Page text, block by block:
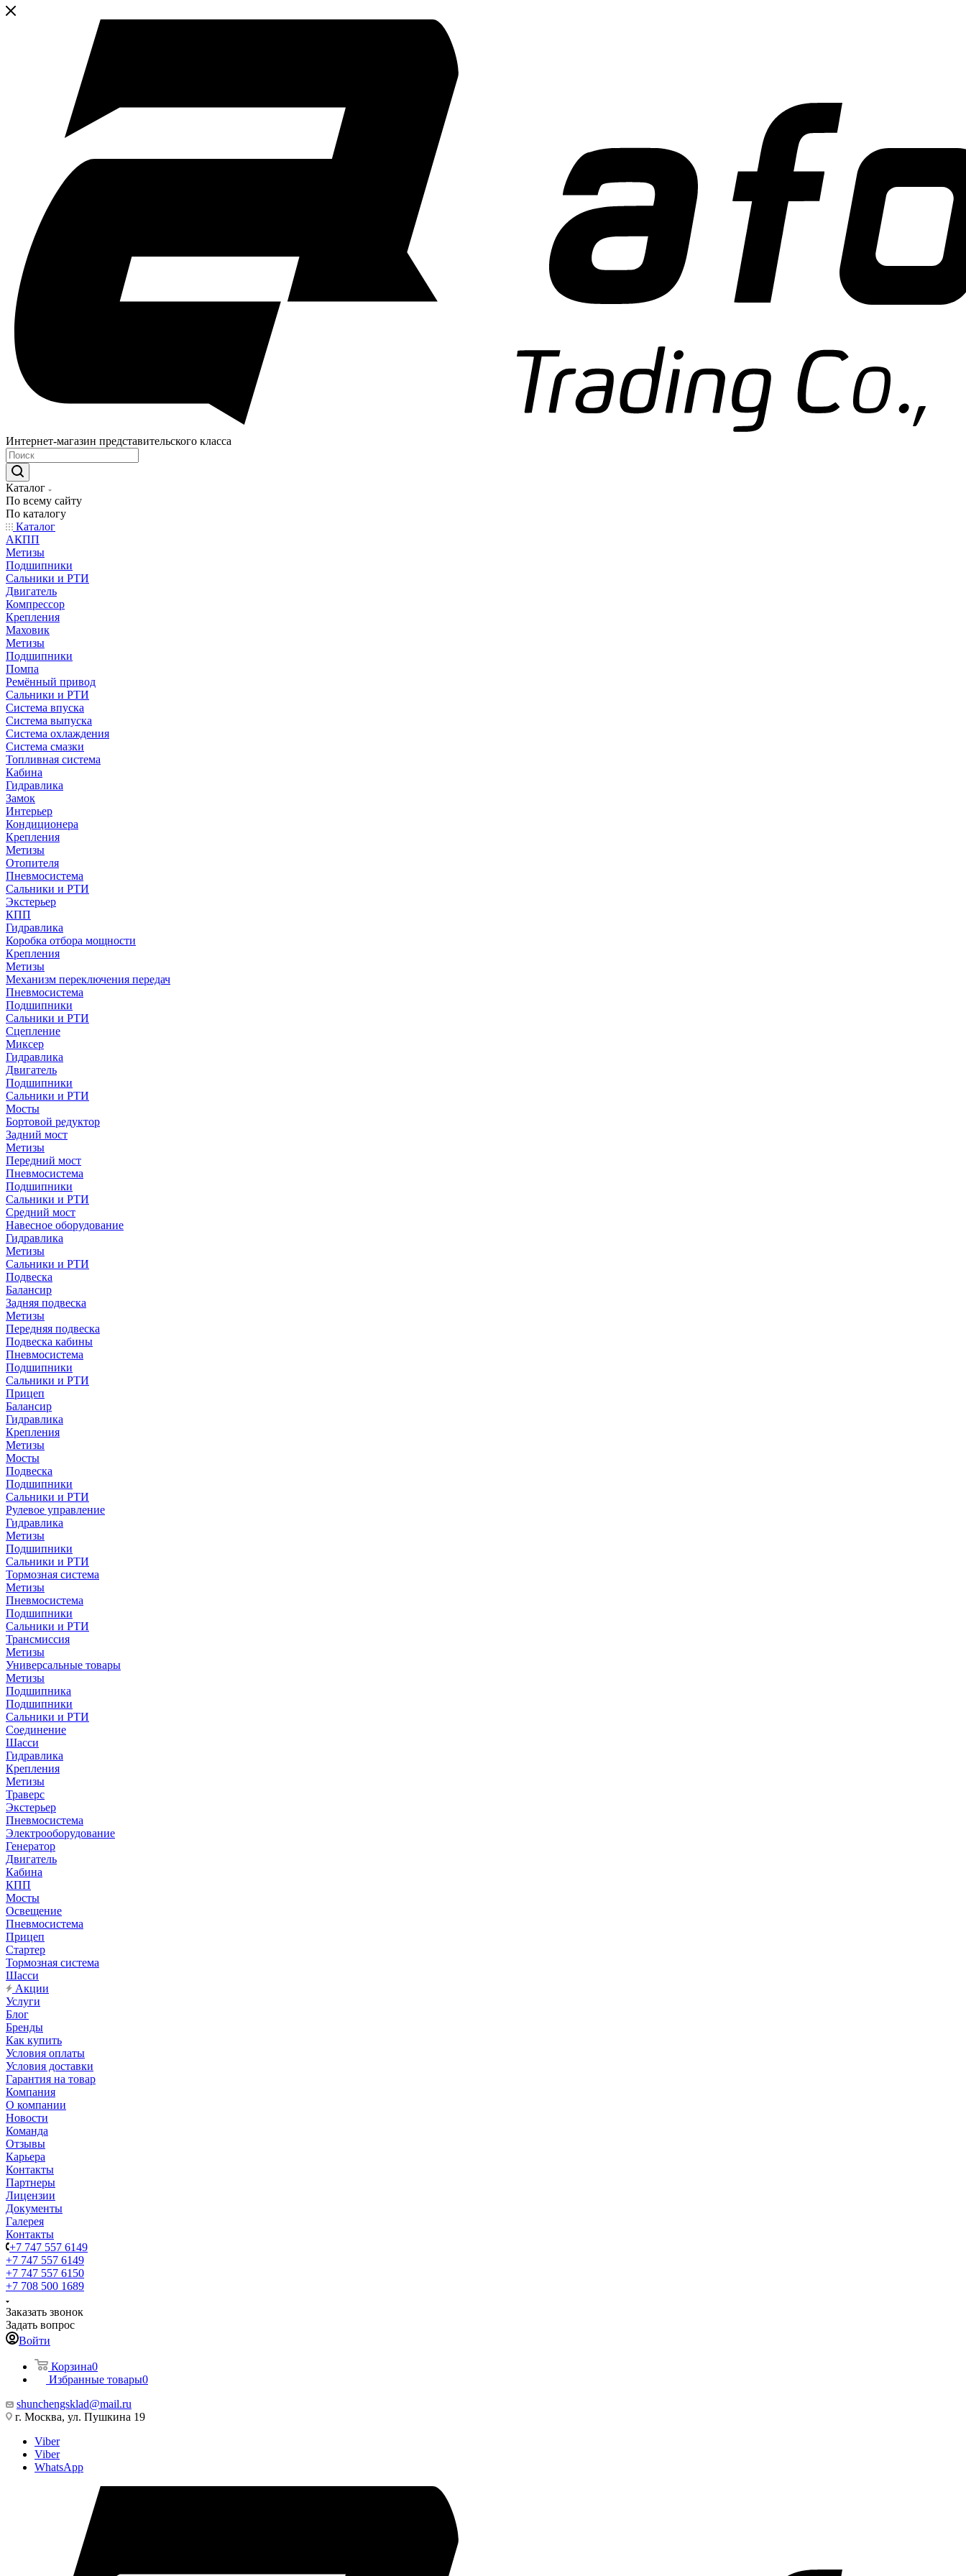
Интернет-магазин представительского класса
Каталог
По всему сайту
По каталогу
Каталог
АКПП
Метизы
Подшипники
Сальники и РТИ
Двигатель
Компрессор
Крепления
Маховик
Метизы
Подшипники
Помпа
Ремённый привод
Сальники и РТИ
Система впуска
Система выпуска
Система охлаждения
Система смазки
Топливная система
Кабина
Гидравлика
Замок
Интерьер
Кондиционера
Крепления
Метизы
Отопителя
Пневмосистема
Сальники и РТИ
Экстерьер
КПП
Гидравлика
Коробка отбора мощности
Крепления
Метизы
Механизм переключения передач
Пневмосистема
Подшипники
Сальники и РТИ
Сцепление
Миксер
Гидравлика
Двигатель
Подшипники
Сальники и РТИ
Мосты
Бортовой редуктор
Задний мост
Метизы
Передний мост
Пневмосистема
Подшипники
Сальники и РТИ
Средний мост
Навесное оборудование
Гидравлика
Метизы
Сальники и РТИ
Подвеска
Балансир
Задняя подвеска
Метизы
Передняя подвеска
Подвеска кабины
Пневмосистема
Подшипники
Сальники и РТИ
Прицеп
Балансир
Гидравлика
Крепления
Метизы
Мосты
Подвеска
Подшипники
Сальники и РТИ
Рулевое управление
Гидравлика
Метизы
Подшипники
Сальники и РТИ
Тормозная система
Метизы
Пневмосистема
Подшипники
Сальники и РТИ
Трансмиссия
Метизы
Универсальные товары
Метизы
Подшипника
Подшипники
Сальники и РТИ
Соединение
Шасси
Гидравлика
Крепления
Метизы
Траверс
Экстерьер
Пневмосистема
Электрооборудование
Генератор
Двигатель
Кабина
КПП
Мосты
Освещение
Пневмосистема
Прицеп
Стартер
Тормозная система
Шасси
Акции
Услуги
Блог
Бренды
Как купить
Условия оплаты
Условия доставки
Гарантия на товар
Компания
О компании
Новости
Команда
Отзывы
Карьера
Контакты
Партнеры
Лицензии
Документы
Галерея
Контакты
+7 747 557 6149
+7 747 557 6149
+7 747 557 6150
+7 708 500 1689
Заказать звонок
Задать вопрос
Войти
Корзина0
Избранные товары0
shunchengsklad@mail.ru
г. Москва, ул. Пушкина 19
Viber
Viber
WhatsApp